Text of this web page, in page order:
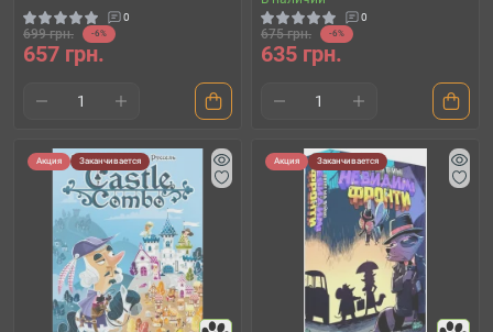
0
699 грн. -6%
657 грн.
0
675 грн. -6%
635 грн.
Акция Заканчивается Акция Заканчивается